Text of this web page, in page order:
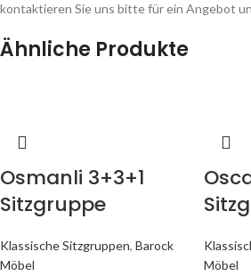
kontaktieren Sie uns bitte für ein Angebot
Ähnliche Produkte
Osmanli 3+3+1
Sitzgruppe
Klassische Sitzgruppen, Barock
Möbel
Möbel